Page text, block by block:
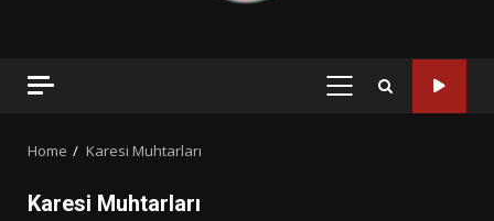
PRIMARY
Home Karesi Muhtarları
Karesi Muhtarları